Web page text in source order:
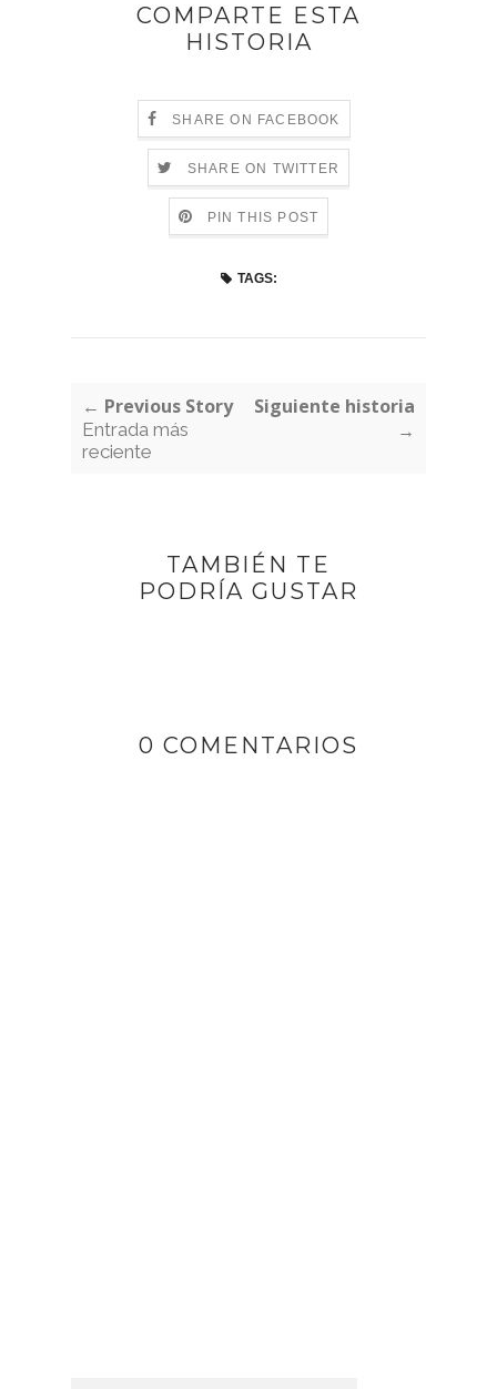
COMPARTE ESTA
HISTORIA
SHARE ON FACEBOOK
SHARE ON TWITTER
PIN THIS POST
TAGS:
← Previous Story
Entrada más
reciente
Siguiente historia
→
TAMBIÉN TE
PODRÍA GUSTAR
0 COMENTARIOS